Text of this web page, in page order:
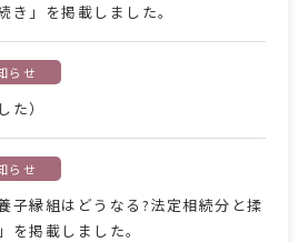
き」を掲載しました。
らせ
た）
らせ
子縁組はどうなる?法定相続分と揉
を掲載しました。